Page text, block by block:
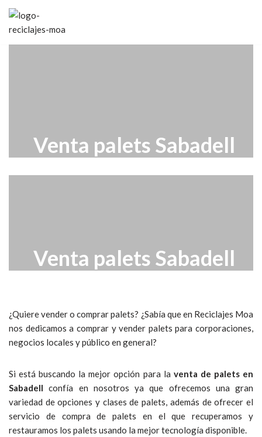
Saltar
al
Venta palets Sabadell
Venta palets Sabadell
¿Quiere vender o comprar palets? ¿Sabía que en Reciclajes Moa
nos dedicamos a comprar y vender palets para corporaciones,
negocios locales y público en general?
Si está buscando la mejor opción para la venta de palets en
Sabadell confía en nosotros ya que ofrecemos una gran
variedad de opciones y clases de palets, además de ofrecer el
servicio de compra de palets en el que recuperamos y
restauramos los palets usando la mejor tecnología disponible.